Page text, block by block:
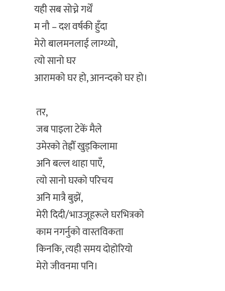
‎यही सब सोच्ने गर्थेँ
‎म नौ – दश वर्षकी हुँदा
‎मेरो बालमनलाई लाग्थ्यो,
‎त्यो सानो घर
‎आरामको घर हो, आनन्दको घर हो।
‎ तर,
‎ जब पाइला टेकें मैले
‎ उमेरको तेह्रौँ खुड्किलामा
‎ अनि बल्ल थाहा पाएँ,
‎ त्यो सानो घरको परिचय
‎ अनि मात्रै बुझें,
‎ मेरी दिदी/भाउजूहरूले घरभित्रको
‎ काम नगर्नुको वास्तविकता
‎ किनकि, त्यही समय दोहोरियो
‎ मेरो जीवनमा पनि।